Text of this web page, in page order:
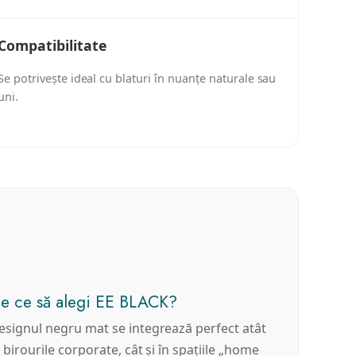
potrivește ideal cu blaturi în nuanțe naturale sau
ce să alegi EE BLACK?
negru mat se integrează perfect atât
birourile corporate, cât și în spațiile „home